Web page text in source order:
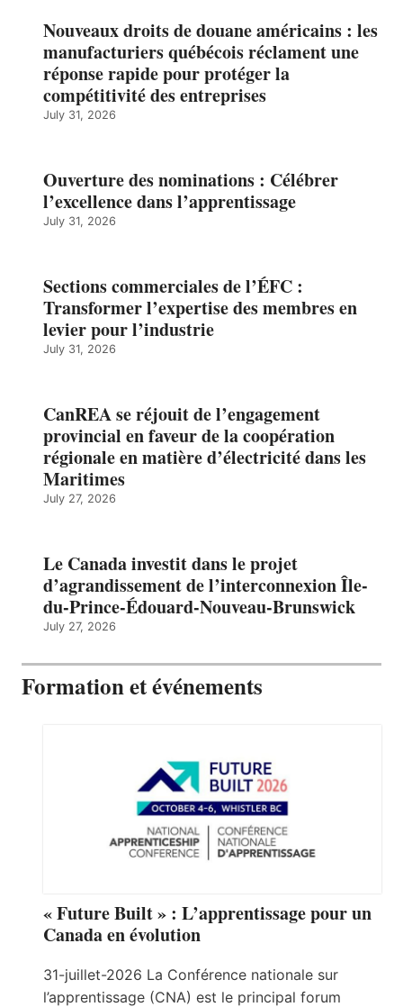
Nouveaux droits de douane américains : les
manufacturiers québécois réclament une
réponse rapide pour protéger la
compétitivité des entreprises
July 31, 2026
Ouverture des nominations : Célébrer
l’excellence dans l’apprentissage
July 31, 2026
Sections commerciales de l’ÉFC :
Transformer l’expertise des membres en
levier pour l’industrie
July 31, 2026
CanREA se réjouit de l’engagement
provincial en faveur de la coopération
régionale en matière d’électricité dans les
Maritimes
July 27, 2026
Le Canada investit dans le projet
d’agrandissement de l’interconnexion Île-
du-Prince-Édouard-Nouveau-Brunswick
July 27, 2026
Formation et événements
« Future Built » : L’apprentissage pour un
Canada en évolution
31-juillet-2026 La Conférence nationale sur
l’apprentissage (CNA) est le principal forum